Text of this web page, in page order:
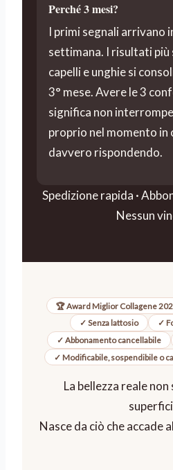
Perché 3 mesi?
I primi segnali arrivano
settimana. I risultati più
capelli e unghie si
3° mese. Avere le 3
significa non
proprio nel momento in
davvero rispondendo.
Spedizione rapida ·
Nessun
🏆 Award Miglior Collagene
✓ Senza lattosio
✓
✓ Abbonamento cancellabile
✓ Modificabile, sospendibile o
La bellezza reale
Nasce da ciò che accade